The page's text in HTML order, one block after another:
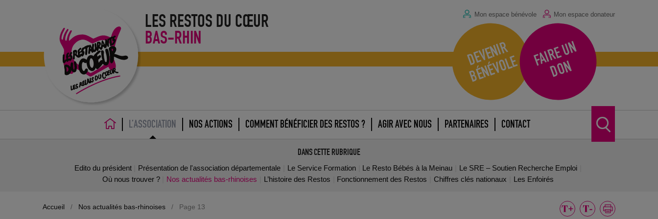
LES RESTOS DU CŒUR
BAS-RHIN
Mon espace bénévole Mon espace donateur
D
E
V
E
N
I
R
B
É
N
É
V
O
L
E F
A
I
R
E
U
N
D
O
N
ACCUEILL’ASSOCIATION NOS ACTIONS COMMENT BÉNÉFICIER DES RESTOS ? AGIR AVEC NOUS PARTENAIRES CONTACT
DANS CETTE RUBRIQUE
Edito du président Présentation de l'association départementale Le Service Formation Le Resto Bébés à la Meinau
Le SRE – Soutien Recherche Emploi
Où nous trouver ?
Nos actualités bas-rhinoises L’histoire des Restos Fonctionnement des Restos Chiffres clés nationaux Les Enfoirés
Accueil / Nos actualités bas-rhinoises / Page 13
01 décembre
Revue Scoute